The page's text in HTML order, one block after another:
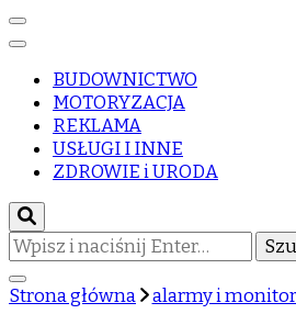
BUDOWNICTWO
MOTORYZACJA
REKLAMA
USŁUGI I INNE
ZDROWIE i URODA
Szukasz
czegoś?
Strona główna
alarmy i